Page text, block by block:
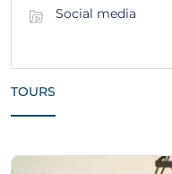
Social media
TOURS